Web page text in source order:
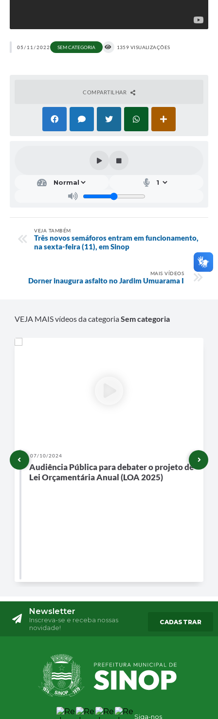
05/11/2022 SEM CATEGORIA 1359 VISUALIZAÇÕES
COMPARTILHAR
VEJA TAMBÉM
Três novos semáforos entram em funcionamento,
na sexta-feira (11), em Sinop
MAIS VÍDEOS
Dorner inaugura asfalto no Jardim Umuarama I
VEJA MAIS vídeos da categoriaSem categoria
07/10/2024
Audiência Pública para debater o projeto de
Lei Orçamentária Anual (LOA 2025)
Newsletter
Inscreva-se e receba nossas
novidade!
CADASTRAR
Siga-nos